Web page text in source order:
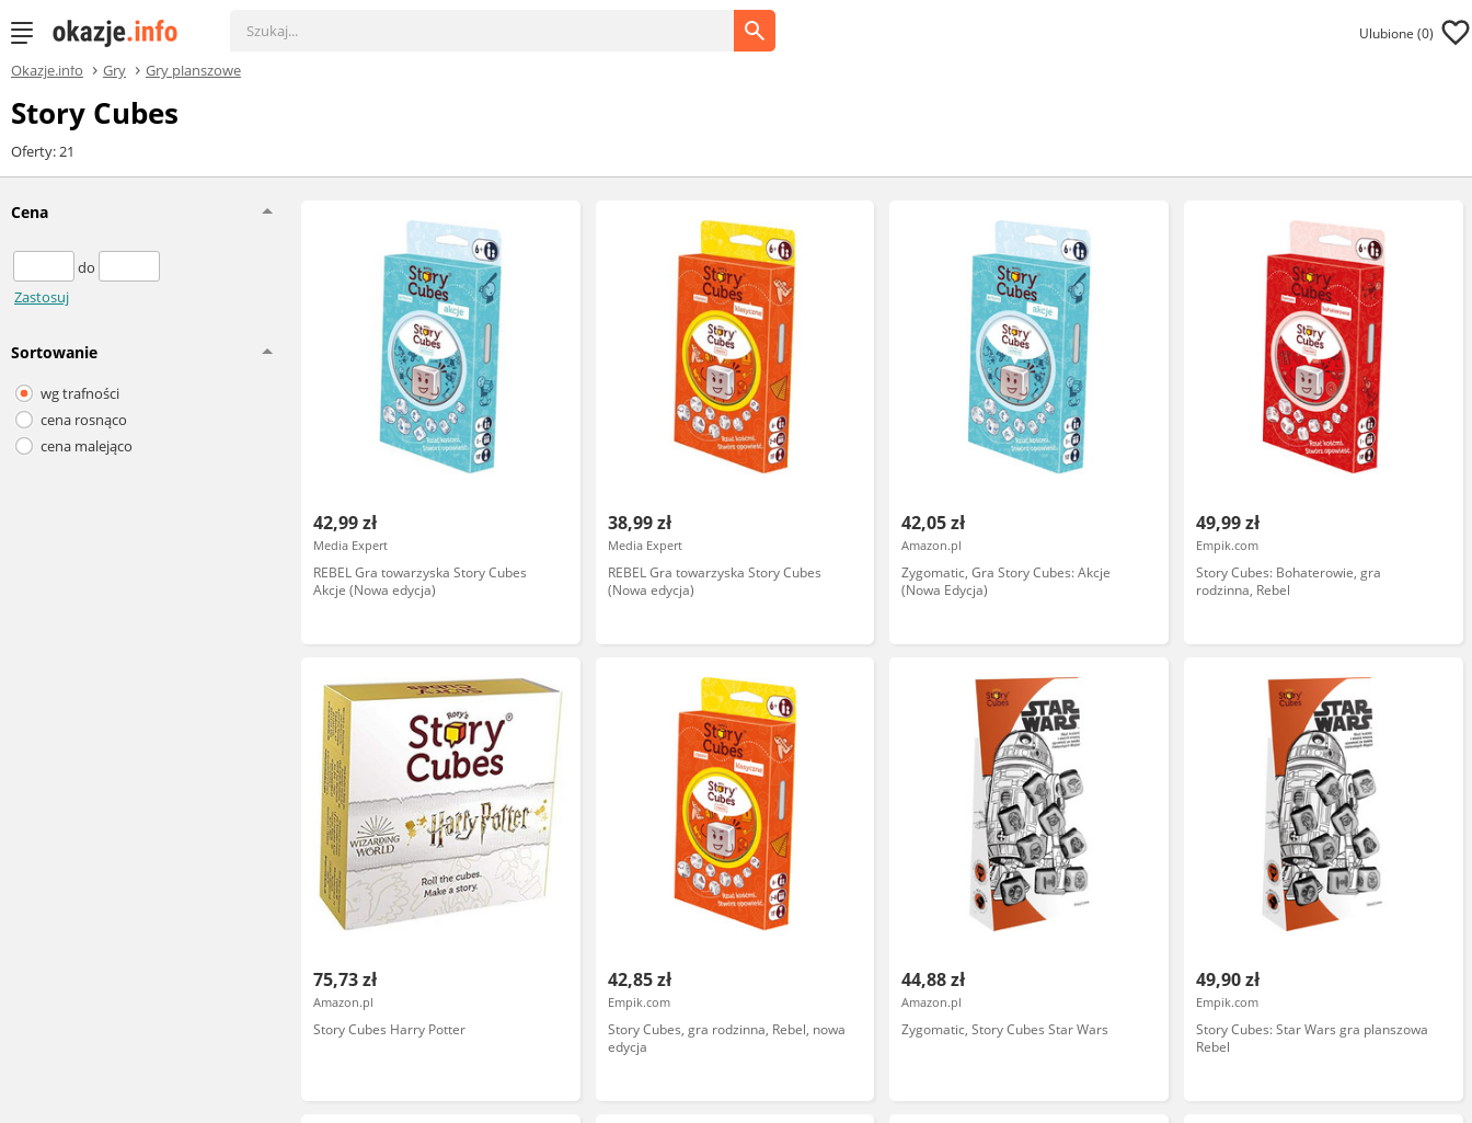
Ulubione (0)
Okazje.info Gry Gry planszowe
Story Cubes
Oferty: 21
Cena
do
Zastosuj
Sortowanie
wg trafności
cena rosnąco
cena malejąco
42,99 zł
Media Expert
REBEL Gra towarzyska Story Cubes
Akcje (Nowa edycja)
38,99 zł
Media Expert
REBEL Gra towarzyska Story Cubes
(Nowa edycja)
42,05 zł
Amazon.pl
Zygomatic, Gra Story Cubes: Akcje
(Nowa Edycja)
49,99 zł
Empik.com
Story Cubes: Bohaterowie, gra
rodzinna, Rebel
75,73 zł
Amazon.pl
Story Cubes Harry Potter
42,85 zł
Empik.com
Story Cubes, gra rodzinna, Rebel, nowa
edycja
44,88 zł
Amazon.pl
Zygomatic, Story Cubes Star Wars
49,90 zł
Empik.com
Story Cubes: Star Wars gra planszowa
Rebel